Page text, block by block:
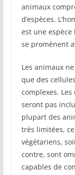
animaux
d’espèces.
est une
se promènent
Les animaux
que des
complexes.
seront pas
plupart des
très limitées,
végétariens,
contre, sont
capables de